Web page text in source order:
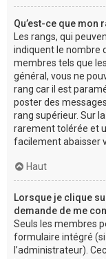
Qu’est-ce que mon
Les rangs, qui
indiquent le nombre
membres tels que
général, vous ne
rang car il est
poster des
rang supérieur. Sur
rarement tolérée et
facilement abaisser
Haut
Lorsque je clique
demande de me
Seuls les membres
formulaire intégré
l’administrateur).